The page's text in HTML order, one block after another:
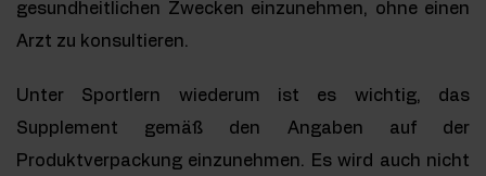
gesundheitlichen Zwecken einzunehmen, ohne einen
Arzt zu konsultieren.
Unter Sportlern wiederum ist es wichtig, das
Supplement gemäß den Angaben auf der
Produktverpackung einzunehmen. Es wird auch nicht